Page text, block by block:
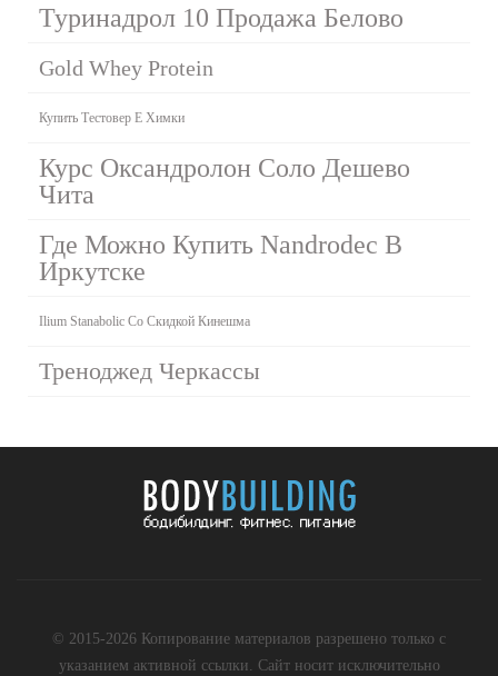
Туринадрол 10 Продажа Белово
Gold Whey Protein
Купить Тестовер Е Химки
Курс Оксандролон Соло Дешево
Чита
Где Можно Купить Nandrodec В
Иркутске
Ilium Stanabolic Со Скидкой Кинешма
Треноджед Черкассы
© 2015-2026 Копирование материалов разрешено только с
указанием активной ссылки. Сайт носит исключительно